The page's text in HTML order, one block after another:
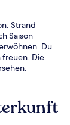
Strand
Saison
Du
freuen. Die